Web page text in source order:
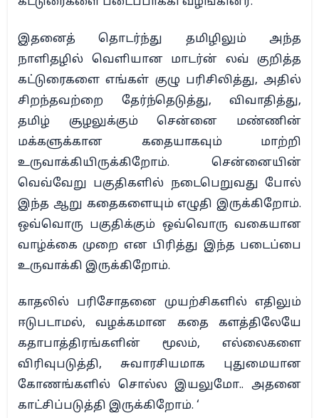
இதனைத் தொடர்ந்து தமிழிலும் அந்த
நாளிதழில் வெளியான மாடர்ன் லவ் குறித்த
கட்டுரைகளை எங்கள் குழு பரிசிலித்து, அதில்
சிறந்தவற்றை தேர்ந்தெடுத்து, விவாதித்து,
தமிழ் சூழலுக்கும் சென்னை மண்ணின்
மக்களுக்கான கதையாகவும் மாற்றி
உருவாக்கியிருக்கிறோம். சென்னையின்
வெவ்வேறு பகுதிகளில் நடைபெறுவது போல்
இந்த ஆறு கதைகளையும் எழுதி இருக்கிறோம்.
ஒவ்வொரு பகுதிக்கும் ஒவ்வொரு வகையான
வாழ்க்கை முறை என பிரித்து இந்த படைப்பை
உருவாக்கி இருக்கிறோம்.
காதலில் பரிசோதனை முயற்சிகளில் எதிலும்
ஈடுபடாமல், வழக்கமான கதை களத்திலேயே
கதாபாத்திரங்களின் மூலம், எல்லைகளை
விரிவுபடுத்தி, சுவாரசியமாக புதுமையான
கோணங்களில் சொல்ல இயலுமோ.. அதனை
காட்சிப்படுத்தி இருக்கிறோம். ‘